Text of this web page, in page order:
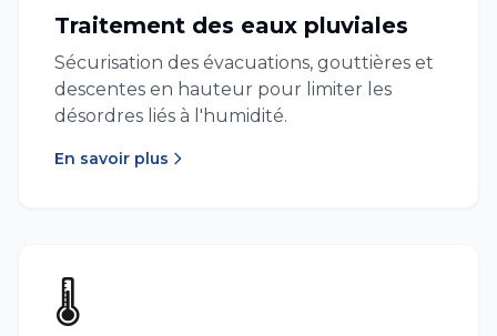
Traitement des eaux pluviales
Sécurisation des évacuations, gouttières et
descentes en hauteur pour limiter les
désordres liés à l'humidité.
En savoir plus
🌡️